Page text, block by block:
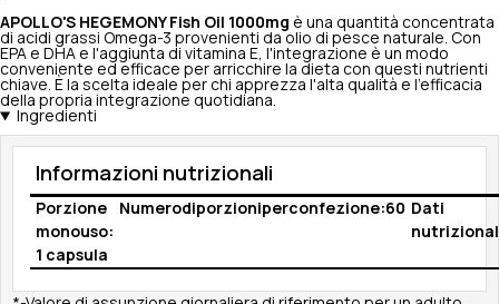
APOLLO'S HEGEMONY Fish Oil 1000mg è una quantità concentrata
di acidi grassi Omega-3 provenienti da olio di pesce naturale. Con
EPA e DHA e l'aggiunta di vitamina E, l'integrazione è un modo
conveniente ed efficace per arricchire la dieta con questi nutrienti
chiave. È la scelta ideale per chi apprezza l'alta qualità e l'efficacia
della propria integrazione quotidiana.
Ingredienti
Informazioni nutrizionali
Porzione
monouso:
1 capsula
Numerodiporzioniperconfezione:60 Dati